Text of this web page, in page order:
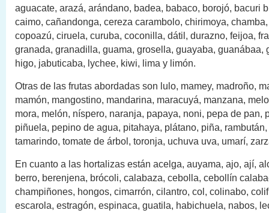
aguacate, arazá, arándano, badea, babaco, borojó, bacuri
caimo, cañandonga, cereza carambolo, chirimoya,
copoazú, ciruela, curuba, coconilla, dátil, durazno, feijoa,
granada, granadilla, guama, grosella, guayaba, guanábaa,
higo, jabuticaba, lychee, kiwi, lima y limón.
Otras de las frutas abordadas son lulo, mamey, madroño,
mamón, mangostino, mandarina, maracuyá, manzana,
mora, melón, níspero, naranja, papaya, noni, pepa de pan,
piñuela, pepino de agua, pitahaya, plátano, piña,
tamarindo, tomate de árbol, toronja, uchuva uva, umarí,
En cuanto a las hortalizas están acelga, auyama, ajo, ají,
berro, berenjena, brócoli, calabaza, cebolla, cebollín
champiñones, hongos, cimarrón, cilantro, col, colinabo,
escarola, estragón, espinaca, guatila, habichuela, nabos,